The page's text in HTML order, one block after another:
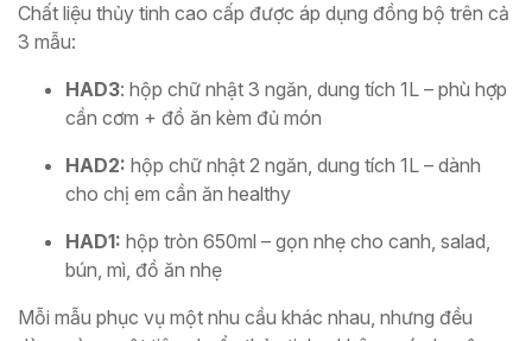
Chất liệu thủy tinh cao cấp được áp dụng đồng bộ trên cả
3 mẫu:
HAD3: hộp chữ nhật 3 ngăn, dung tích 1L – phù hợp
cần cơm + đồ ăn kèm đủ món
HAD2: hộp chữ nhật 2 ngăn, dung tích 1L – dành
cho chị em cần ăn healthy
HAD1: hộp tròn 650ml – gọn nhẹ cho canh, salad,
bún, mì, đồ ăn nhẹ
Mỗi mẫu phục vụ một nhu cầu khác nhau, nhưng đều